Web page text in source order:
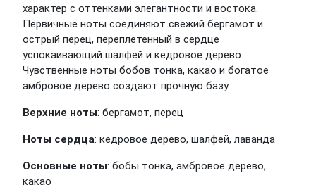
характер с оттенками элегантности и востока.
Первичные ноты соединяют свежий бергамот и
острый перец, переплетенный в сердце
успокаивающий шалфей и кедровое дерево.
Чувственные ноты бобов тонка, какао и богатое
амбровое дерево создают прочную базу.
Верхние ноты: бергамот, перец
Ноты сердца: кедровое дерево, шалфей, лаванда
Основные ноты: бобы тонка, амбровое дерево,
какао